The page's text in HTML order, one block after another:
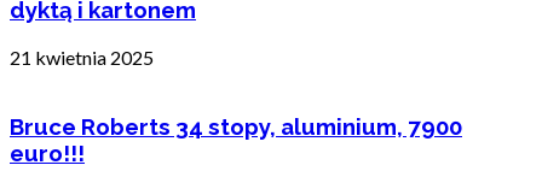
dyktą i kartonem
21 kwietnia 2025
Bruce Roberts 34 stopy, aluminium, 7900
euro!!!